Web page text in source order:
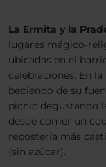
La Ermita y la
lugares mágico-
ubicadas en el
celebraciones. En
bebiendo de su
picnic degustando
desde comer un
repostería más
(sin azúcar).